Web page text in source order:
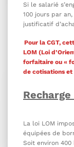
Si le salarié
100 jours par
justificatif
Pour la CGT,
LOM (Loi
forfaitaire ou «
de cotisations et
La loi LOM
équipées de
Soit environ 400